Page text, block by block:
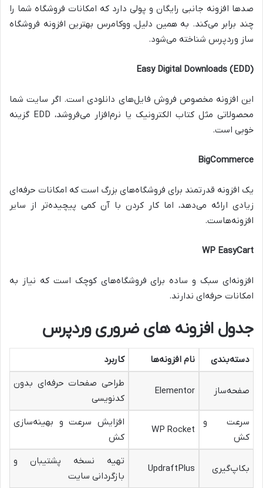
صدها افزونه جانبی رایگان و پولی دارد که امکانات فروشگاه شما را
چند برابر می‌کند. به همین دلیل، ووکامرس بهترین افزونه فروشگاه
ساز وردپرس شناخته می‌شود.
Easy Digital Downloads (EDD)
این افزونه مخصوص فروش فایل‌های دانلودی است. اگر سایت شما
محصولاتی مثل کتاب الکترونیک یا نرم‌افزار می‌فروشد، EDD گزینه
خوبی است.
BigCommerce
یک افزونه قدرتمند برای فروشگاه‌های بزرگ است که امکانات حرفه‌ای
زیادی ارائه می‌دهد، اما کار کردن با آن کمی پیچیده‌تر از سایر
افزونه‌هاست.
WP EasyCart
افزونه‌ای سبک و ساده برای فروشگاه‌های کوچک است که نیاز به
امکانات حرفه‌ای ندارند.
جدول افزونه های ضروری وردپرس
دسته‌بندی نام افزونه‌ها کاربرد
صفحه‌ساز Elementor
طراحی صفحات حرفه‌ای بدون
کدنویسی
سرعت و
کش
WP Rocket
افزایش سرعت و بهینه‌سازی
کش
بکاپ‌گیری UpdraftPlus
تهیه نسخه پشتیبان و
بازگردانی سایت